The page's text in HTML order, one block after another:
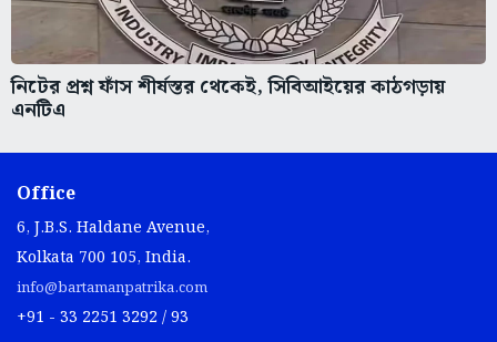
নিটের প্রশ্ন ফাঁস শীর্ষস্তর থেকেই, সিবিআইয়ের কাঠগড়ায়
এনটিএ
Office
6, J.B.S. Haldane Avenue,
Kolkata 700 105, India.
info@bartamanpatrika.com
+91 - 33 2251 3292 / 93